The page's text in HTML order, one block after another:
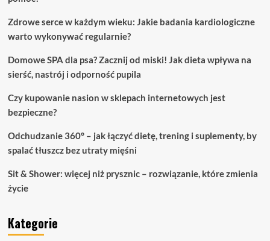
Zdrowe serce w każdym wieku: Jakie badania kardiologiczne
warto wykonywać regularnie?
Domowe SPA dla psa? Zacznij od miski! Jak dieta wpływa na
sierść, nastrój i odporność pupila
Czy kupowanie nasion w sklepach internetowych jest
bezpieczne?
Odchudzanie 360° – jak łączyć dietę, trening i suplementy, by
spalać tłuszcz bez utraty mięśni
Sit & Shower: więcej niż prysznic – rozwiązanie, które zmienia
życie
Kategorie